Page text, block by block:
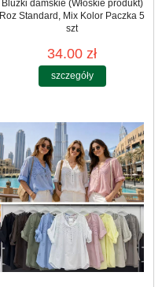
Bluzki damskie (Włoskie produkt)
Roz Standard, Mix Kolor Paczka 5
szt
34.00 zł
szczegóły